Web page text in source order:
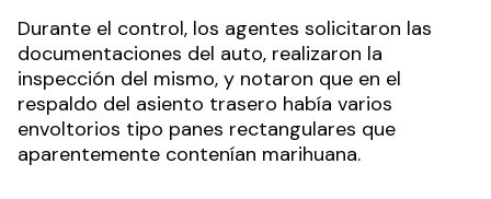
Durante el control, los agentes solicitaron las
documentaciones del auto, realizaron la
inspección del mismo, y notaron que en el
respaldo del asiento trasero había varios
envoltorios tipo panes rectangulares que
aparentemente contenían marihuana.